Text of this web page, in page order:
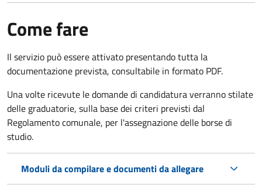
Come fare
Il servizio può essere attivato presentando tutta la
documentazione prevista, consultabile in formato PDF.
Una volte ricevute le domande di candidatura verranno stilate
delle graduatorie, sulla base dei criteri previsti dal
Regolamento comunale, per l'assegnazione delle borse di
studio.
Moduli da compilare e documenti da allegare